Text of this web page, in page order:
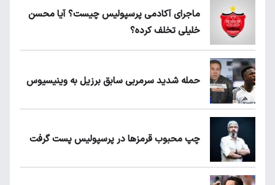
ماجرای آکادمی پرسپولیس چیست؟ آیا محسن
خلیلی تخلف کرده؟
حمله شدید سرمربی سابق برزیل به وینیسیوس
چپ محبوب قرمزها در پرسپولیس پست گرفت